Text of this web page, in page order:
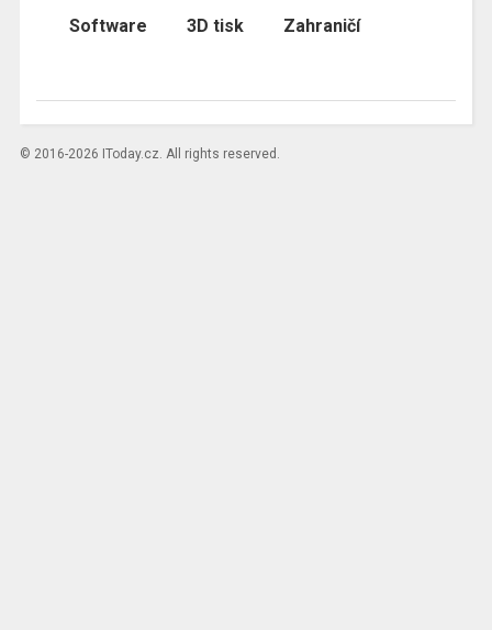
Software
3D tisk Zahraničí
© 2016-2026 IToday.cz. All rights reserved.